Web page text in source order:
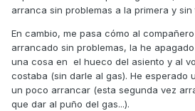
arranca sin problemas a la primera y
En cambio, me pasa cómo al
arrancado sin problemas, la he
una cosa en el hueco del asiento y al
costaba (sin darle al gas). He esperado
un poco arrancar (esta segunda vez
que dar al puño del gas...).